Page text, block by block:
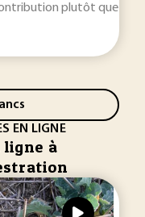
plutôt que la
EN LIGNE
ligne à